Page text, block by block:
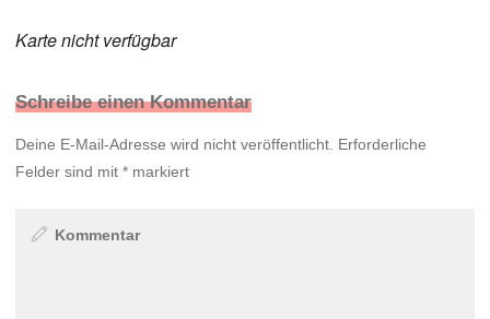
Karte nicht verfügbar
Schreibe einen Kommentar
Deine E-Mail-Adresse wird nicht veröffentlicht. Erforderliche
Felder sind mit* markiert